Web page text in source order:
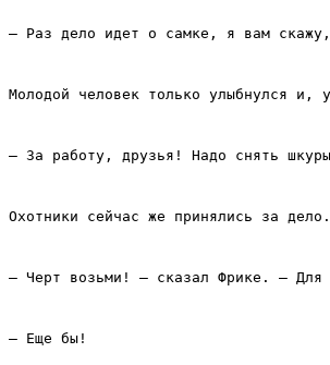
– Раз дело идет о самке, я вам
Молодой человек только улыбнулся и,
– За работу, друзья! Надо снять
Охотники сейчас же принялись за
– Черт возьми! – сказал Фрике. –
– Еще бы!